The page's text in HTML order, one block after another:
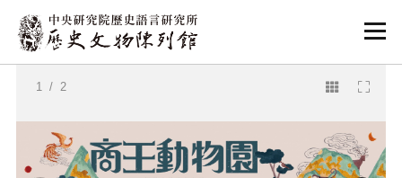
:::
:::
1/ 2